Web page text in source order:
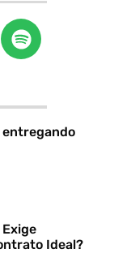
entregando
Ideal?